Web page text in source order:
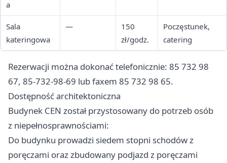
a
Sala
kateringowa
—
150
zł/godz.
Poczęstunek,
catering
Rezerwacji można dokonać telefonicznie: 85 732 98
67, 85-732-98-69 lub faxem 85 732 98 65.
Dostępność architektoniczna
Budynek CEN został przystosowany do potrzeb osób
z niepełnosprawnościami:
Do budynku prowadzi siedem stopni schodów z
poręczami oraz zbudowany podjazd z poręczami